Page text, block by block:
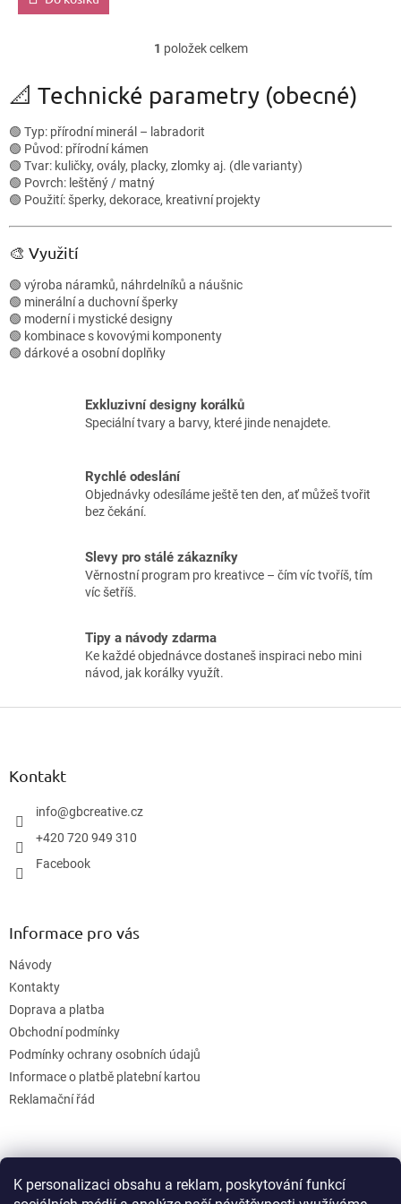
K personalizaci obsahu a reklam, poskytování funkcí
O
l
á
d
a
c
í
r
v
ý
s
1 položek celkem
📐 Technické parametry (obecné)
🟢 Typ: přírodní minerál – labradorit
🟢 Původ: přírodní kámen
🟢 Tvar: kuličky, ovály, placky, zlomky aj. (dle varianty)
🟢 Povrch: leštěný / matný
🟢 Použití: šperky, dekorace, kreativní projekty
🎨 Využití
🟢 výroba náramků, náhrdelníků a náušnic
🟢 minerální a duchovní šperky
🟢 moderní i mystické designy
🟢 kombinace s kovovými komponenty
🟢 dárkové a osobní doplňky
Exkluzivní designy korálků
Speciální tvary a barvy, které jinde nenajdete.
Rychlé odeslání
Objednávky odesíláme ještě ten den, ať můžeš tvořit
bez čekání.
Slevy pro stálé zákazníky
Věrnostní program pro kreativce – čím víc tvoříš, tím
víc šetříš.
Tipy a návody zdarma
Ke každé objednávce dostaneš inspiraci nebo mini
návod, jak korálky využít.
Kontakt
info@gbcreative.cz
+420 720 949 310
Facebook
Informace pro vás
Návody
Kontakty
Doprava a platba
Obchodní podmínky
Podmínky ochrany osobních údajů
Informace o platbě platební kartou
Reklamační řád